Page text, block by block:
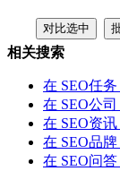
相关搜索
在 SEO任务
在 SEO公司
在 SEO资讯
在 SEO品牌
在 SEO问答